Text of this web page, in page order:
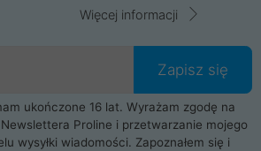
Więcej informacji
Zapisz się
ukończone 16 lat. Wyrażam zgodę na
Proline i przetwarzanie mojego
wysyłki wiadomości. Zapoznałem się i